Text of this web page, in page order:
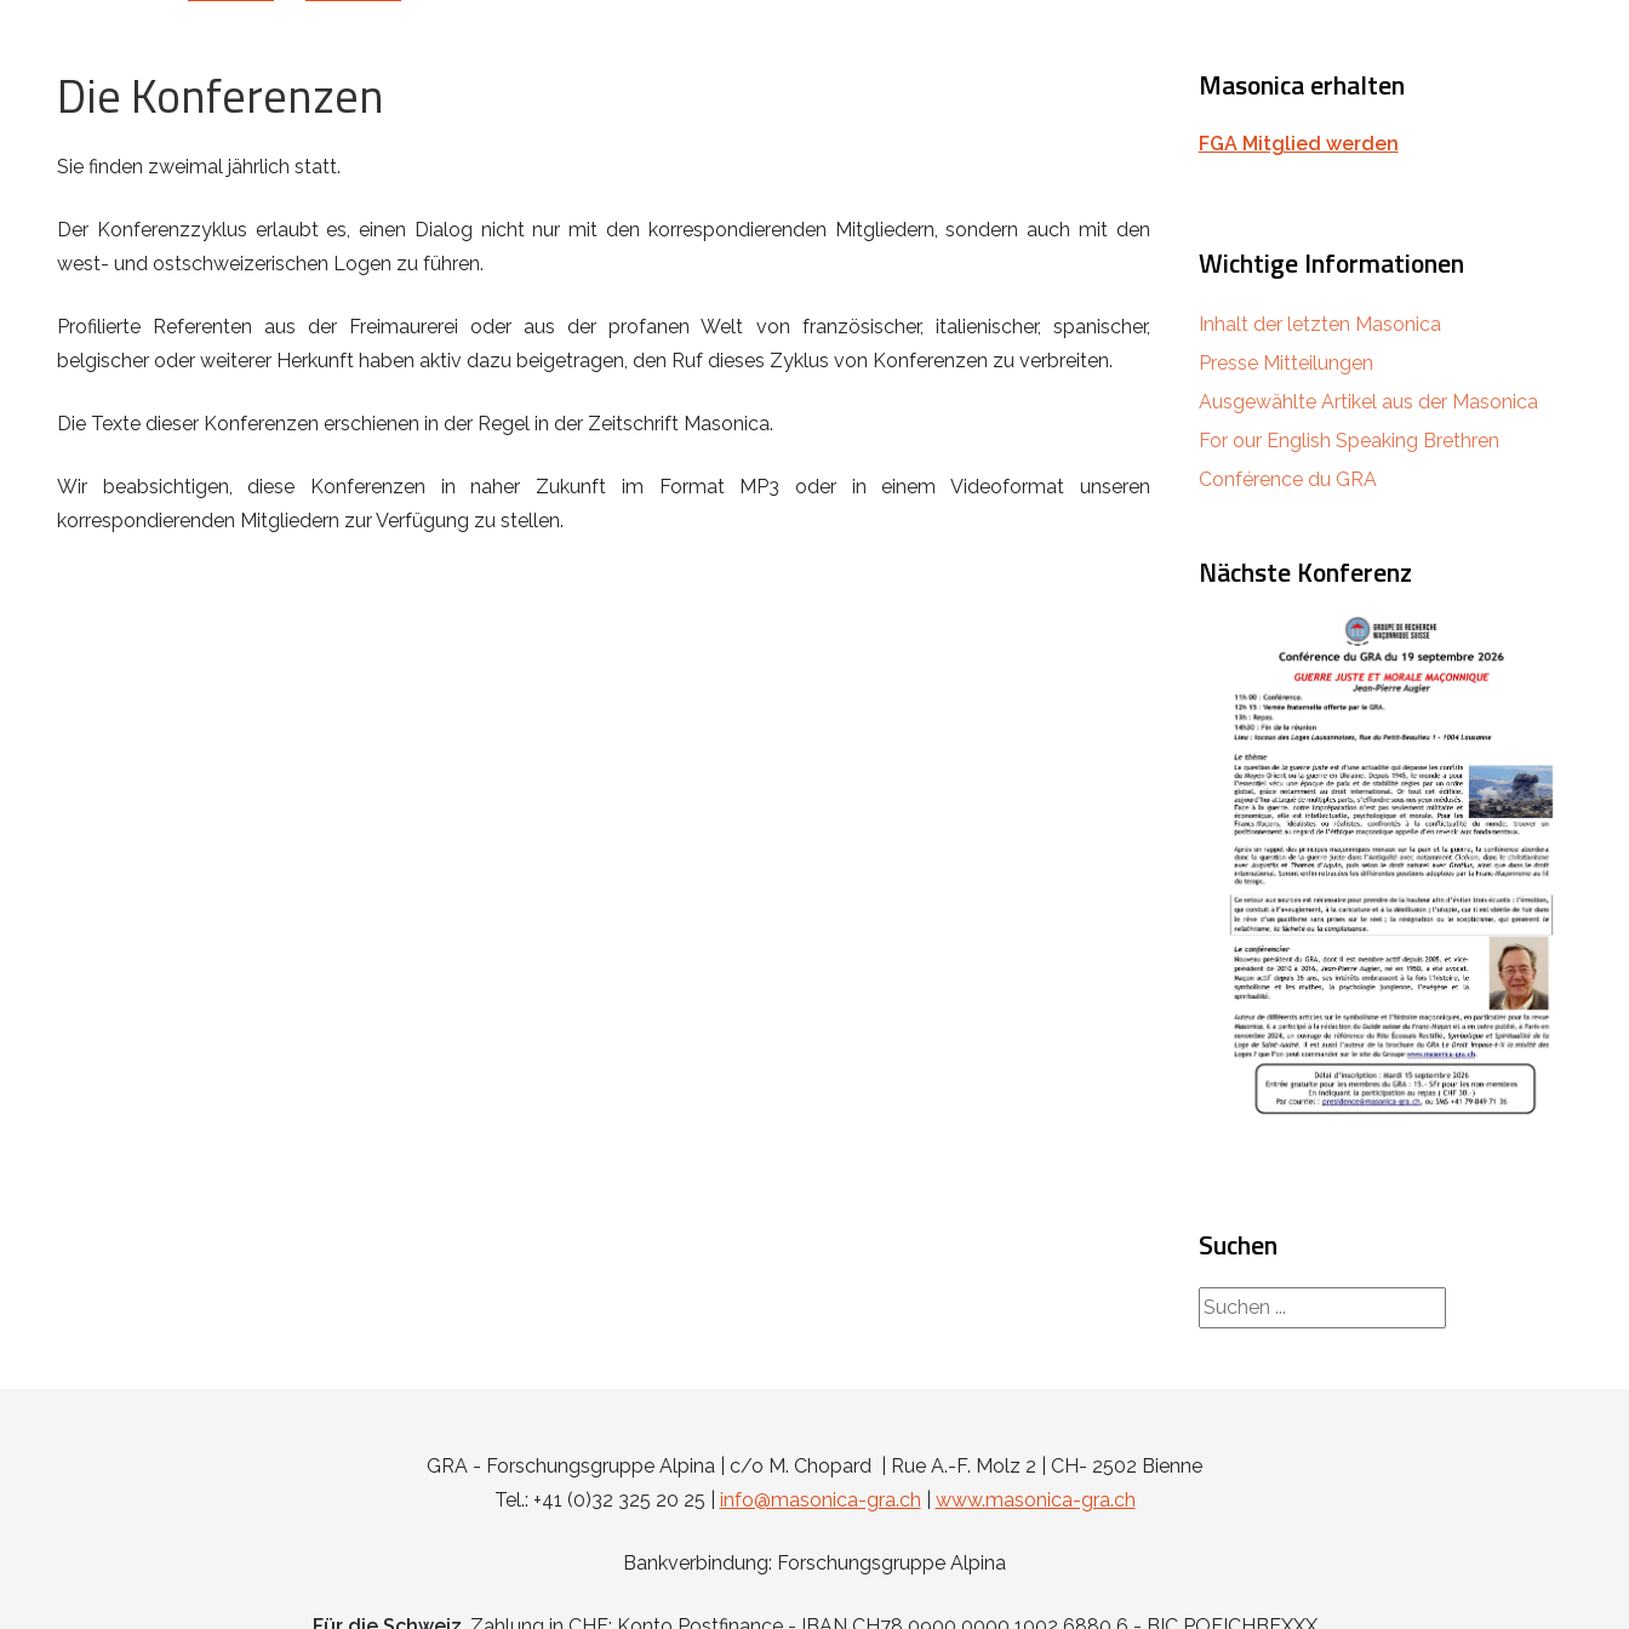
Masonica erhalten
FGA Mitglied werden
Wichtige Informationen
Inhalt der letzten Masonica
Presse Mitteilungen
Ausgewählte Artikel aus der Masonica
For our English Speaking Brethren
Conférence du GRA
Nächste Konferenz
Suchen
rechercher...
Die Konferenzen
Sie finden zweimal jährlich statt.
Der Konferenzzyklus erlaubt es, einen Dialog nicht nur mit den korrespondierenden Mitgliedern, sondern auch mit den
west- und ostschweizerischen Logen zu führen.
Profilierte Referenten aus der Freimaurerei oder aus der profanen Welt von französischer, italienischer, spanischer,
belgischer oder weiterer Herkunft haben aktiv dazu beigetragen, den Ruf dieses Zyklus von Konferenzen zu verbreiten.
Die Texte dieser Konferenzen erschienen in der Regel in der Zeitschrift Masonica.
Wir beabsichtigen, diese Konferenzen in naher Zukunft im Format MP3 oder in einem Videoformat unseren
korrespondierenden Mitgliedern zur Verfügung zu stellen.
GRA - Forschungsgruppe Alpina | c/o M. Chopard | Rue A.-F. Molz 2 | CH- 2502 Bienne
Tel.: +41 (0)32 325 20 25 | info@masonica-gra.ch www.masonica-gra.ch
Bankverbindung: Forschungsgruppe Alpina